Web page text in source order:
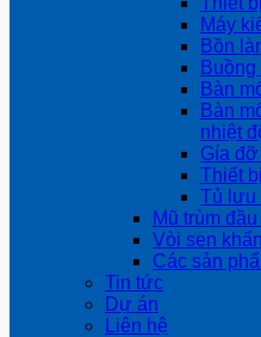
Máy
Bồn
Bàn
Bàn
nhiệt
Gía
Thiết
Tủ lưu
Mũ trùm
Vòi sen
Các sản
Tin tức
Dự án
Liên hệ